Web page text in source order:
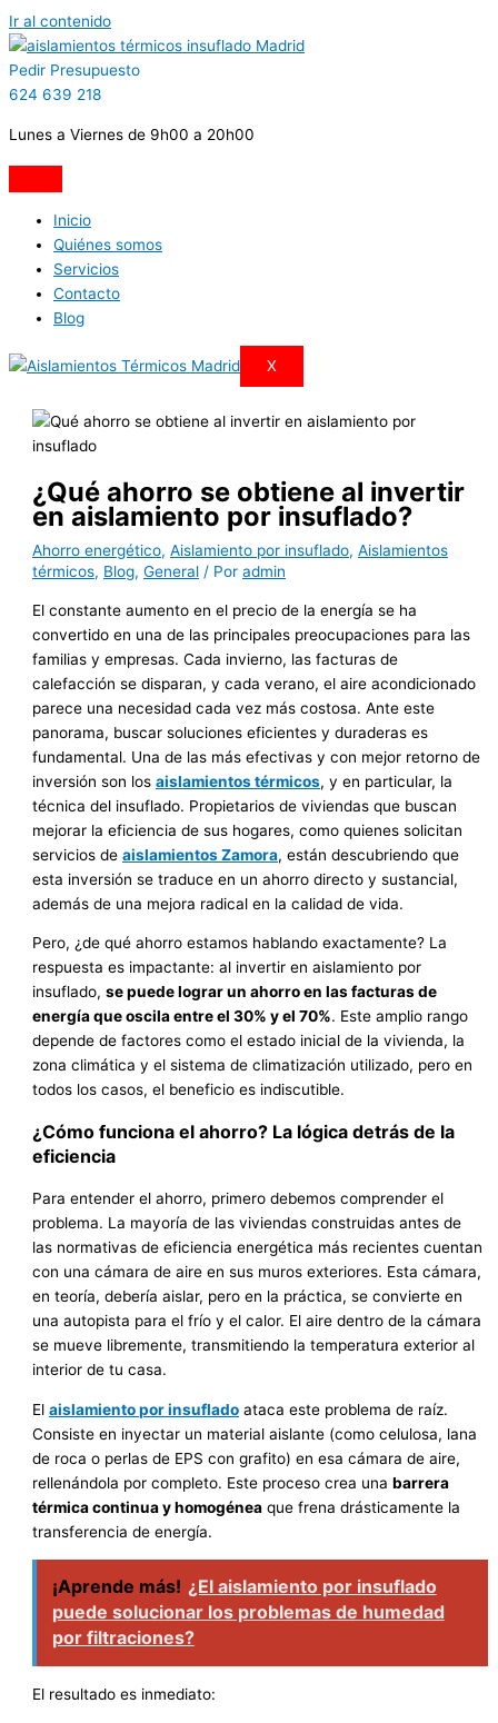
Ir al contenido
Pedir Presupuesto
624 639 218
Lunes a Viernes de 9h00 a 20h00
Inicio
Quiénes somos
Servicios
Contacto
Blog
X
¿Qué ahorro se obtiene al invertir
en aislamiento por insuflado?
Ahorro energético,Aislamiento por insuflado,Aislamientos
térmicos, Blog,General / Poradmin
El constante aumento en el precio de la energía se ha
convertido en una de las principales preocupaciones para las
familias y empresas. Cada invierno, las facturas de
calefacción se disparan, y cada verano, el aire acondicionado
parece una necesidad cada vez más costosa. Ante este
panorama, buscar soluciones eficientes y duraderas es
fundamental. Una de las más efectivas y con mejor retorno de
inversión son losaislamientos térmicos, y en particular, la
técnica del insuflado. Propietarios de viviendas que buscan
mejorar la eficiencia de sus hogares, como quienes solicitan
servicios deaislamientos Zamora, están descubriendo que
esta inversión se traduce en un ahorro directo y sustancial,
además de una mejora radical en la calidad de vida.
Pero, ¿de qué ahorro estamos hablando exactamente? La
respuesta es impactante: al invertir en aislamiento por
insuflado,se puede lograr un ahorro en las facturas de
energía que oscila entre el 30% y el 70%. Este amplio rango
depende de factores como el estado inicial de la vivienda, la
zona climática y el sistema de climatización utilizado, pero en
todos los casos, el beneficio es indiscutible.
¿Cómo funciona el ahorro? La lógica detrás de la
eficiencia
Para entender el ahorro, primero debemos comprender el
problema. La mayoría de las viviendas construidas antes de
las normativas de eficiencia energética más recientes cuentan
con una cámara de aire en sus muros exteriores. Esta cámara,
en teoría, debería aislar, pero en la práctica, se convierte en
una autopista para el frío y el calor. El aire dentro de la cámara
se mueve libremente, transmitiendo la temperatura exterior al
interior de tu casa.
Elaislamiento por insuflado ataca este problema de raíz.
Consiste en inyectar un material aislante (como celulosa, lana
de roca o perlas de EPS con grafito) en esa cámara de aire,
rellenándola por completo. Este proceso crea unabarrera
térmica continua y homogénea que frena drásticamente la
transferencia de energía.
¡Aprende más! ¿El aislamiento por insuflado
puede solucionar los problemas de humedad
por filtraciones?
El resultado es inmediato: